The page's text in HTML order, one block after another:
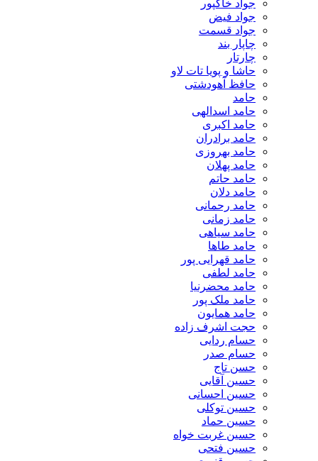
جواد خاکپور
جواد فیض
جواد قسمت
چاپار بند
چارتار
حاشا و پویا تات لاو
حافظ آهودشتی
حامد
حامد اسدالهی
حامد اکبری
حامد برادران
حامد بهروزی
حامد پهلان
حامد حاتم
حامد دلان
حامد رحمانی
حامد زمانی
حامد سیاهی
حامد طاها
حامد قهرایی پور
حامد لطفی
حامد محضرنیا
حامد ملک پور
حامد همایون
حجت اشرف زاده
حسام ردایی
حسام صدر
حسن تاج
حسین آقایی
حسین احسانی
حسین توکلی
حسین حماد
حسین غربت خواه
حسین فتحی